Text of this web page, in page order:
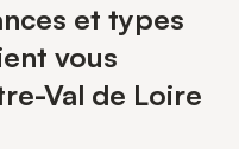
et types
vous
Val de Loire